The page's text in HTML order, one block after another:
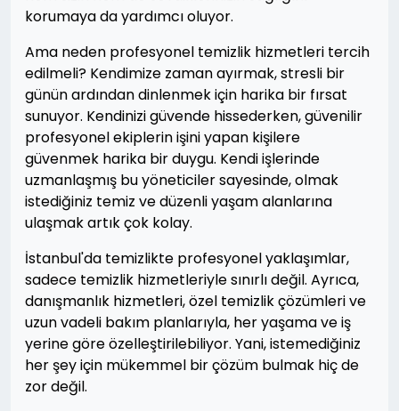
korumaya da yardımcı oluyor.
Ama neden profesyonel temizlik hizmetleri tercih
edilmeli? Kendimize zaman ayırmak, stresli bir
günün ardından dinlenmek için harika bir fırsat
sunuyor. Kendinizi güvende hissederken, güvenilir
profesyonel ekiplerin işini yapan kişilere
güvenmek harika bir duygu. Kendi işlerinde
uzmanlaşmış bu yöneticiler sayesinde, olmak
istediğiniz temiz ve düzenli yaşam alanlarına
ulaşmak artık çok kolay.
İstanbul'da temizlikte profesyonel yaklaşımlar,
sadece temizlik hizmetleriyle sınırlı değil. Ayrıca,
danışmanlık hizmetleri, özel temizlik çözümleri ve
uzun vadeli bakım planlarıyla, her yaşama ve iş
yerine göre özelleştirilebiliyor. Yani, istemediğiniz
her şey için mükemmel bir çözüm bulmak hiç de
zor değil.